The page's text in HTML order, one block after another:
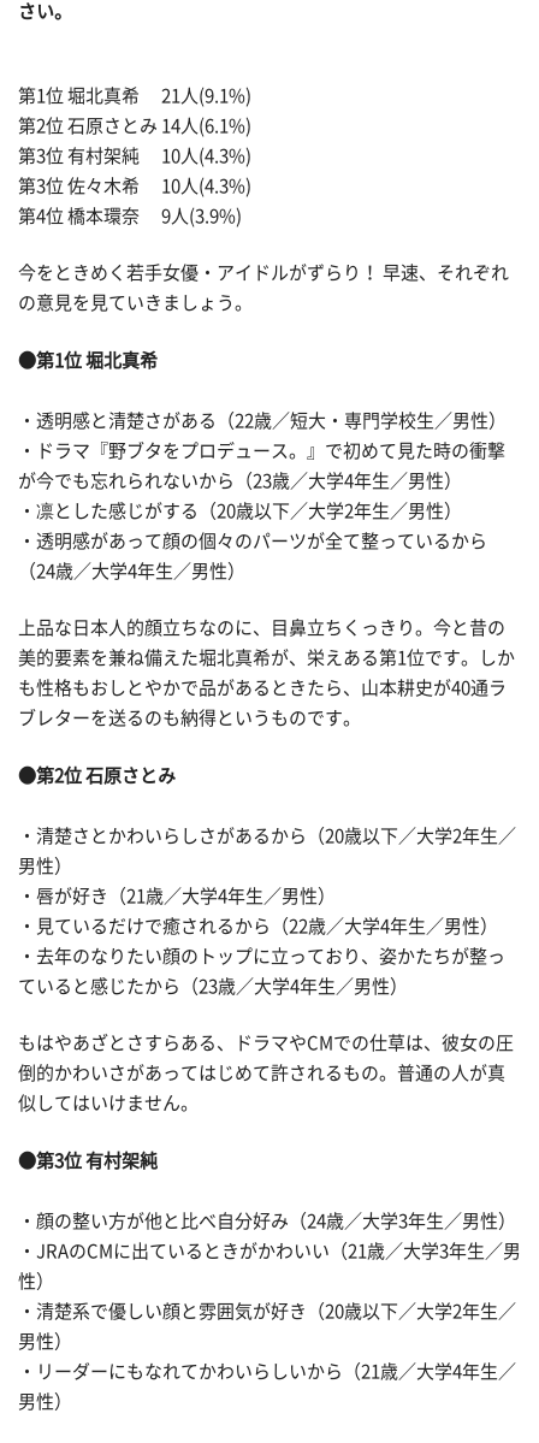
さい。
第1位 堀北真希 21人(9.1%)
第2位 石原さとみ 14人(6.1%)
第3位 有村架純 10人(4.3%)
第3位 佐々木希 10人(4.3%)
第4位 橋本環奈 9人(3.9%)
今をときめく若手女優・アイドルがずらり！ 早速、それぞれ
の意見を見ていきましょう。
●第1位 堀北真希
・透明感と清楚さがある（22歳／短大・専門学校生／男性）
・ドラマ『野ブタをプロデュース。』で初めて見た時の衝撃
が今でも忘れられないから（23歳／大学4年生／男性）
・凛とした感じがする（20歳以下／大学2年生／男性）
・透明感があって顔の個々のパーツが全て整っているから
（24歳／大学4年生／男性）
上品な日本人的顔立ちなのに、目鼻立ちくっきり。今と昔の
美的要素を兼ね備えた堀北真希が、栄えある第1位です。しか
も性格もおしとやかで品があるときたら、山本耕史が40通ラ
ブレターを送るのも納得というものです。
●第2位 石原さとみ
・清楚さとかわいらしさがあるから（20歳以下／大学2年生／
男性）
・唇が好き（21歳／大学4年生／男性）
・見ているだけで癒されるから（22歳／大学4年生／男性）
・去年のなりたい顔のトップに立っており、姿かたちが整っ
ていると感じたから（23歳／大学4年生／男性）
もはやあざとさすらある、ドラマやCMでの仕草は、彼女の圧
倒的かわいさがあってはじめて許されるもの。普通の人が真
似してはいけません。
●第3位 有村架純
・顔の整い方が他と比べ自分好み（24歳／大学3年生／男性）
・JRAのCMに出ているときがかわいい（21歳／大学3年生／男
性）
・清楚系で優しい顔と雰囲気が好き（20歳以下／大学2年生／
男性）
・リーダーにもなれてかわいらしいから（21歳／大学4年生／
男性）